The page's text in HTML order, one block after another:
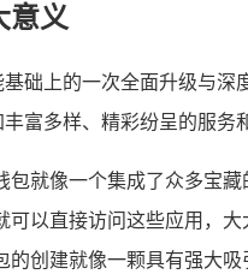
意义
础上的一次全面升级与
富多样、精彩纷呈的服务
包就像一个集成了众多宝
以直接访问这些应用，
的创建就像一颗具有强大